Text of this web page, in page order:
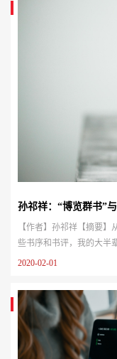
关系；欧共体；经济【来
孙祁祥：“博览群书”
【作者】孙祁祥【摘要
些书序和书评，我的大半
书绝对是“情有独钟”。这
代的。我读小学三年级的
勉强上过四年学的母亲却
2020-02-01